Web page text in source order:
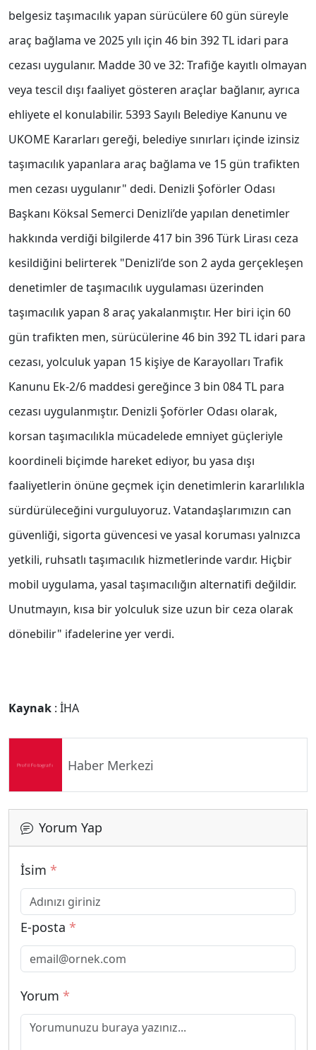
belgesiz taşımacılık yapan sürücülere 60 gün süreyle
araç bağlama ve 2025 yılı için 46 bin 392 TL idari para
cezası uygulanır. Madde 30 ve 32: Trafiğe kayıtlı olmayan
veya tescil dışı faaliyet gösteren araçlar bağlanır, ayrıca
ehliyete el konulabilir. 5393 Sayılı Belediye Kanunu ve
UKOME Kararları gereği, belediye sınırları içinde izinsiz
taşımacılık yapanlara araç bağlama ve 15 gün trafikten
men cezası uygulanır" dedi. Denizli Şoförler Odası
Başkanı Köksal Semerci Denizli’de yapılan denetimler
hakkında verdiği bilgilerde 417 bin 396 Türk Lirası ceza
kesildiğini belirterek "Denizli’de son 2 ayda gerçekleşen
denetimler de taşımacılık uygulaması üzerinden
taşımacılık yapan 8 araç yakalanmıştır. Her biri için 60
gün trafikten men, sürücülerine 46 bin 392 TL idari para
cezası, yolculuk yapan 15 kişiye de Karayolları Trafik
Kanunu Ek-2/6 maddesi gereğince 3 bin 084 TL para
cezası uygulanmıştır. Denizli Şoförler Odası olarak,
korsan taşımacılıkla mücadelede emniyet güçleriyle
koordineli biçimde hareket ediyor, bu yasa dışı
faaliyetlerin önüne geçmek için denetimlerin kararlılıkla
sürdürüleceğini vurguluyoruz. Vatandaşlarımızın can
güvenliği, sigorta güvencesi ve yasal koruması yalnızca
yetkili, ruhsatlı taşımacılık hizmetlerinde vardır. Hiçbir
mobil uygulama, yasal taşımacılığın alternatifi değildir.
Unutmayın, kısa bir yolculuk size uzun bir ceza olarak
dönebilir" ifadelerine yer verdi.
Kaynak : İHA
Haber Merkezi
Yorum Yap
İsim *
E-posta *
Yorum *